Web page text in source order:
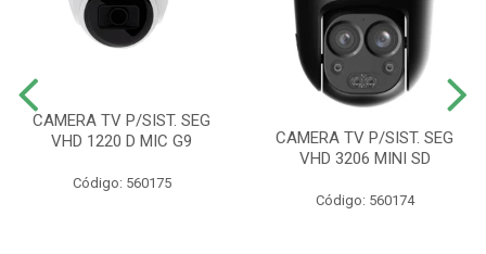
CAMERA TV P/SIST. SEG
VHD 1220 D MIC G9
Código: 560175
CAMERA TV P/SIST. SEG
VHD 3206 MINI SD
Código: 560174